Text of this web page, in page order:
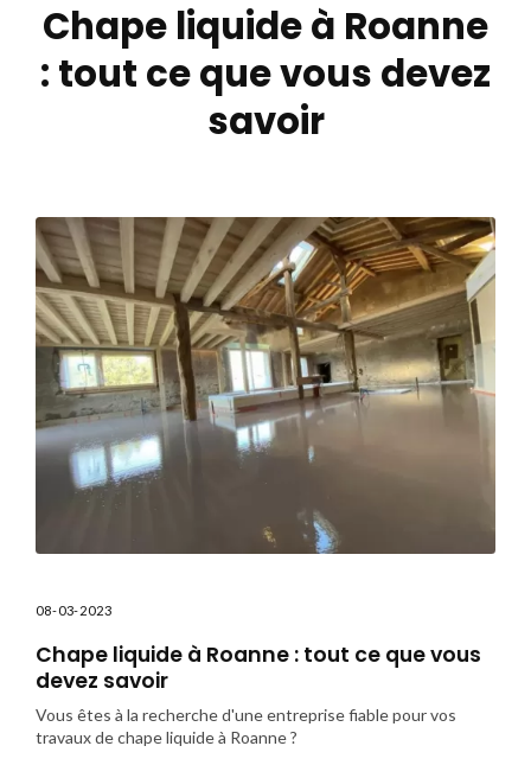
Chape liquide à Roanne
: tout ce que vous devez
savoir
08-03-2023
Chape liquide à Roanne : tout ce que vous
devez savoir
Vous êtes à la recherche d'une entreprise fiable pour vos
travaux de chape liquide à Roanne ?